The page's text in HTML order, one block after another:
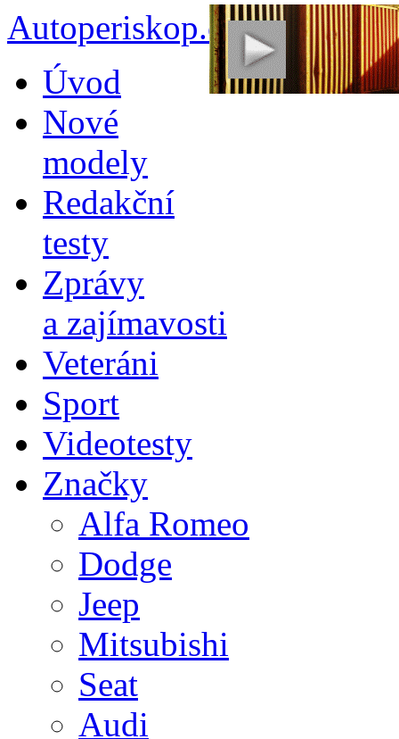
Autoperiskop.cz –
obsahu
webu
Úvod
Nové
modely
Redakční
testy
Zprávy
a zajímavosti
Veteráni
Sport
Videotesty
Značky
Alfa Romeo
Dodge
Jeep
Mitsubishi
Seat
Audi